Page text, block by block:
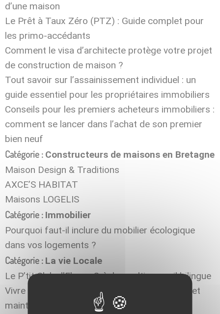
d’une maison
Le Prêt à Taux Zéro (PTZ) : Guide complet pour
les primo-accédants
Comment le visa d’architecte protège votre projet
de construction de maison ?
Tout savoir sur l’assainissement individuel : un
guide essentiel pour les propriétaires immobiliers
Conseils pour les premiers acheteurs immobiliers :
comment se lancer dans l’achat de son premier
bien neuf
Catégorie : Constructeurs de maisons en Bretagne
Maison Design & Traditions
AXCE’S HABITAT
Maisons LOGELIS
Catégorie : Immobilier
Pourquoi faut-il inclure du mobilier écologique
dans vos logements ?
Catégorie : La vie Locale
Le P’tit Club d’Elven : Crèche multi-accueil bilingue
Vivre à quelques minutes des plages c’est ici et
maintenant !